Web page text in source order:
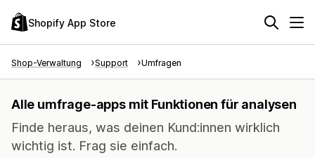
Shopify App Store
Shop-Verwaltung Support Umfragen
Alle umfrage-apps mit Funktionen für analysen
Finde heraus, was deinen Kund:innen wirklich
wichtig ist. Frag sie einfach.